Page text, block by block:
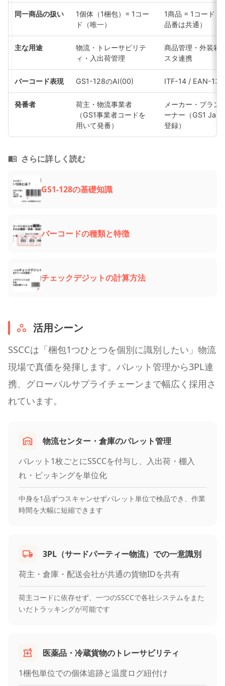
同一商品の扱い
1個体（1梱包）= 1コー
ド（唯一）
1商品 = 1コード（
品番は共通）
主な用途
物流・トレーサビリテ
ィ・入出荷管理
商品管理・外装箱
スタ連携
バーコード表現 GS1-128のAI(00) ITF-14 / EAN-13
発番者
荷主・物流事業者
（GS1事業者コードを
用いて発番）
メーカー・ブラン
ーナー（GS1
登録）
さらに詳しく読む
GS1-128の基礎知識
バーコードの種類と特徴
チェックデジットの計算方法
活用シーン
SSCCは「梱包1つひとつを個別に識別したい」物流
現場で真価を発揮します。パレット管理から3PL連
携、グローバルサプライチェーンまで幅広く採用さ
れています。
物流センター・倉庫のパレット管理
パレット1枚ごとにSSCCを付与し、入出荷・棚入
れ・ピッキングを単位化
中身を1品ずつスキャンせずパレット単位で検品でき、作業
時間を大幅に短縮できます
3PL（サードパーティー物流）での一意識別
荷主・倉庫・配送会社が共通の貨物IDを共有
荷主コードに依存せず、一つのSSCCで各社システムをまた
いだトラッキングが可能です
医薬品・冷蔵貨物のトレーサビリティ
1梱包単位での個体追跡と温度ログ紐付け